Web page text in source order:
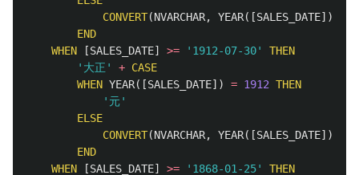
CONVERT(NVARCHAR, YEAR([SALES_DATE])
END
WHEN
[SALES_DATE] >= '1912-07-30'
THEN
'大正'
+ CASE
WHEN YEAR([SALES_DATE]) = 1912 THEN
'元'
ELSE
CONVERT(NVARCHAR, YEAR([SALES_DATE])
END
WHEN
[SALES_DATE] >= '1868-01-25'
THEN